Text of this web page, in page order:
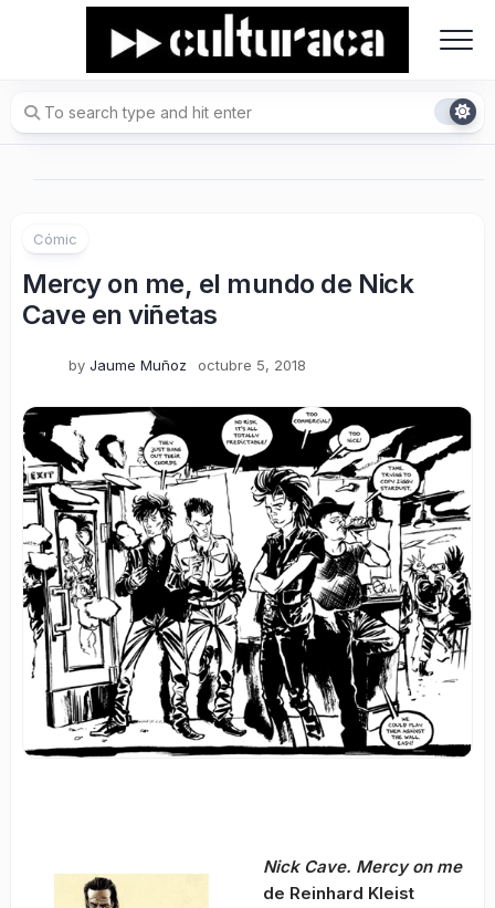
Cómic
Mercy on me, el mundo de Nick
Cave en viñetas
by Jaume Muñoz octubre 5, 2018
Nick Cave. Mercy on me
de Reinhard Kleist